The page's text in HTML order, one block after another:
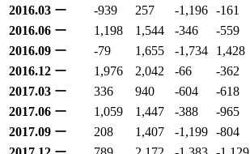
2016.03 ー -939 257 -1,196 -161
2016.06 ー 1,198 1,544 -346 -559
2016.09 ー -79 1,655 -1,734 1,428
2016.12 ー 1,976 2,042 -66 -362
2017.03 ー 336 940 -604 -618
2017.06 ー 1,059 1,447 -388 -965
2017.09 ー 208 1,407 -1,199 -804